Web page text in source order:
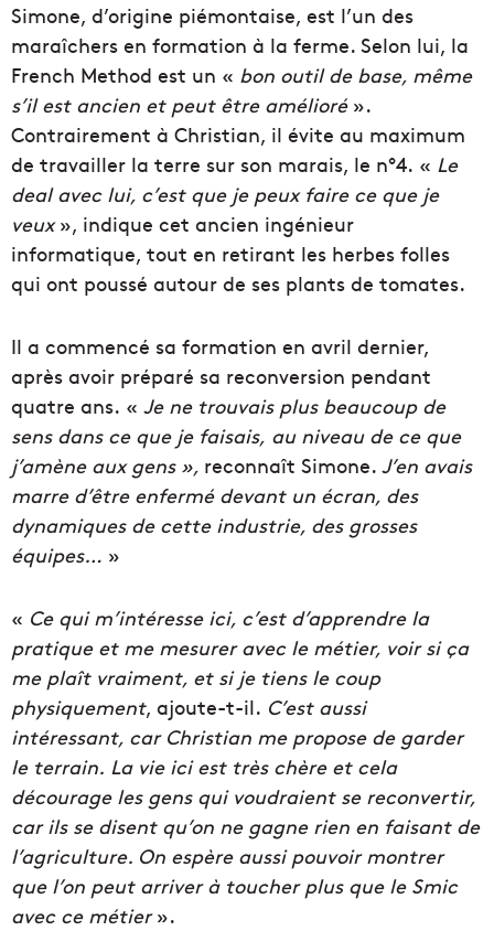
Simone, d’origine piémontaise, est l’un des
maraîchers en formation à la ferme. Selon lui, la
French Method est un « bon outil de base, même
s’il est ancien et peut être amélioré».
Contrairement à Christian, il évite au maximum
de travailler la terre sur son marais, le n°4. « Le
deal avec lui, c’est que je peux faire ce que je
veux», indique cet ancien ingénieur
informatique, tout en retirant les herbes folles
qui ont poussé autour de ses plants de tomates.
Il a commencé sa formation en avril dernier,
après avoir préparé sa reconversion pendant
quatre ans. « Je ne trouvais plus beaucoup de
sens dans ce que je faisais, au niveau de ce que
j’amène aux gens », reconnaît Simone. J’en avais
marre d’être enfermé devant un écran, des
dynamiques de cette industrie, des grosses
équipes… »
« Ce qui m’intéresse ici, c’est d’apprendre la
pratique et me mesurer avec le métier, voir si ça
me plaît vraiment, et si je tiens le coup
physiquement, ajoute-t-il. C’est aussi
intéressant, car Christian me propose de garder
le terrain. La vie ici est très chère et cela
décourage les gens qui voudraient se reconvertir,
car ils se disent qu’on ne gagne rien en faisant de
l’agriculture. On espère aussi pouvoir montrer
que l’on peut arriver à toucher plus que le Smic
avec ce métier».